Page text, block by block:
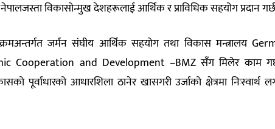
विकासोन्मुख देशहरूलाई आर्थिक र प्राविधिक सहयोग प्रदान
जर्मन संघीय आर्थिक सहयोग तथा विकास मन्त्रालय
Cooperation and Development –BMZ सँग मिलेर काम
पूर्वाधारको आधारशिला ठानेर खासगरी उर्जाको क्षेत्रमा निःस्वार्थ